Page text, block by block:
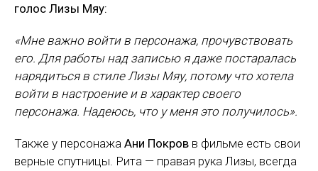
голос Лизы Мяу:
«Мне важно войти в персонажа, прочувствовать
его. Для работы над записью я даже постаралась
нарядиться в стиле Лизы Мяу, потому что хотела
войти в настроение и в характер своего
персонажа. Надеюсь, что у меня это получилось».
Также у персонажа Ани Покров в фильме есть свои
верные спутницы. Рита — правая рука Лизы, всегда